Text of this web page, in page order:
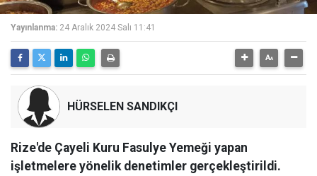
Yayınlanma: 24 Aralık 2024 Salı 11:41
HÜRSELEN SANDIKÇI
Rize'de Çayeli Kuru Fasulye Yemeği yapan
işletmelere yönelik denetimler gerçekleştirildi.